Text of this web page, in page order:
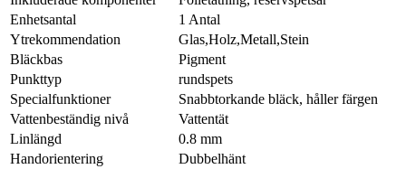
Enhetsantal
1 Antal
Ytrekommendation
Glas,Holz,Metall,Stein
Bläckbas
Pigment
Punkttyp
rundspets
Specialfunktioner
Snabbtorkande bläck, håller färgen
Vattenbeständig nivå
Vattentät
Linlängd
0.8 mm
Handorientering
Dubbelhänt